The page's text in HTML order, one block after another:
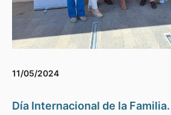
11/05/2024
Día Internacional de la